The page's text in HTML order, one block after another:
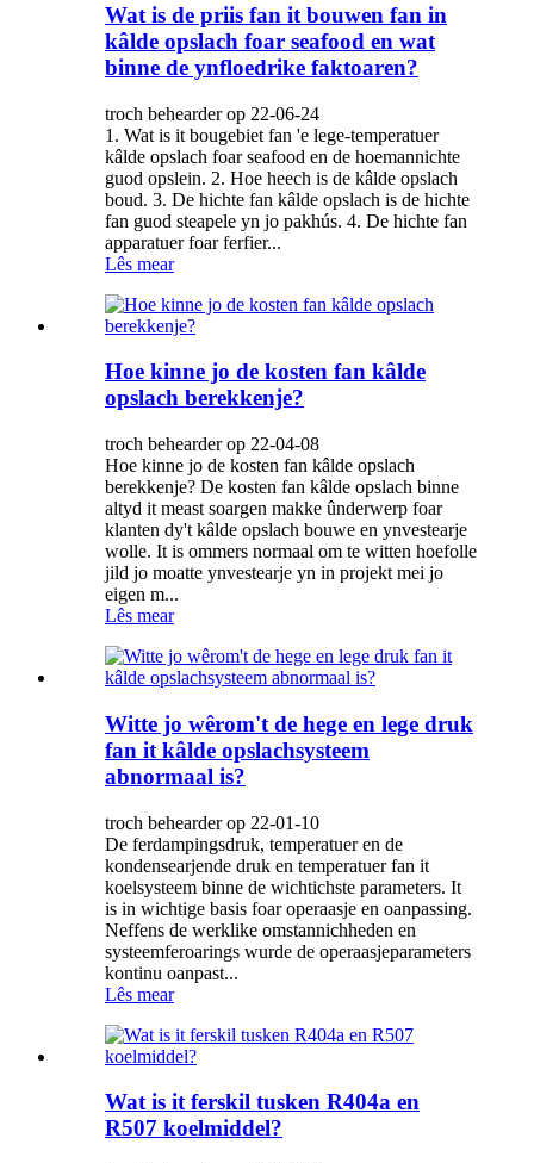
Wat is de priis fan it bouwen fan in
kâlde opslach foar seafood en wat
binne de ynfloedrike faktoaren?
troch behearder op 22-06-24
1. Wat is it bougebiet fan 'e lege-temperatuer
kâlde opslach foar seafood en de hoemannichte
guod opslein. 2. Hoe heech is de kâlde opslach
boud. 3. De hichte fan kâlde opslach is de hichte
fan guod steapele yn jo pakhús. 4. De hichte fan
apparatuer foar ferfier...
Lês mear
Hoe kinne jo de kosten fan kâlde
opslach berekkenje?
troch behearder op 22-04-08
Hoe kinne jo de kosten fan kâlde opslach
berekkenje? De kosten fan kâlde opslach binne
altyd it meast soargen makke ûnderwerp foar
klanten dy't kâlde opslach bouwe en ynvestearje
wolle. It is ommers normaal om te witten hoefolle
jild jo moatte ynvestearje yn in projekt mei jo
eigen m...
Lês mear
Witte jo wêrom't de hege en lege druk
fan it kâlde opslachsysteem
abnormaal is?
troch behearder op 22-01-10
De ferdampingsdruk, temperatuer en de
kondensearjende druk en temperatuer fan it
koelsysteem binne de wichtichste parameters. It
is in wichtige basis foar operaasje en oanpassing.
Neffens de werklike omstannichheden en
systeemferoarings wurde de operaasjeparameters
kontinu oanpast...
Lês mear
Wat is it ferskil tusken R404a en
R507 koelmiddel?